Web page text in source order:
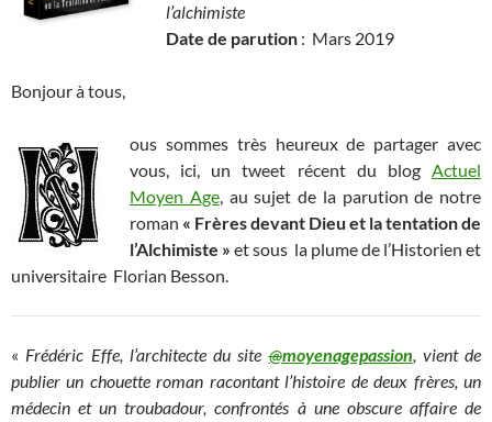
l’alchimiste
Date de parution : Mars 2019
Bonjour à tous,
ous sommes très heureux de partager avec
vous, ici, un tweet récent du blog Actuel
Moyen Age, au sujet de la parution de notre
roman « Frères devant Dieu et la tentation de
l’Alchimiste » et sous la plume de l’Historien et
universitaire Florian Besson.
« Frédéric Effe, l’architecte du site@moyenagepassion, vient de
publier un chouette roman racontant l’histoire de deux frères, un
médecin et un troubadour, confrontés à une obscure affaire de